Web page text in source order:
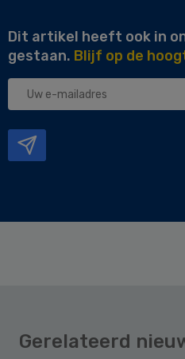
Dit artikel heeft ook in
gestaan. Blijf op de
Uw
Gerelateerd